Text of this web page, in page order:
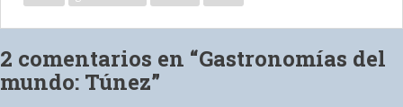
2 comentarios en “Gastronomías del
mundo: Túnez”